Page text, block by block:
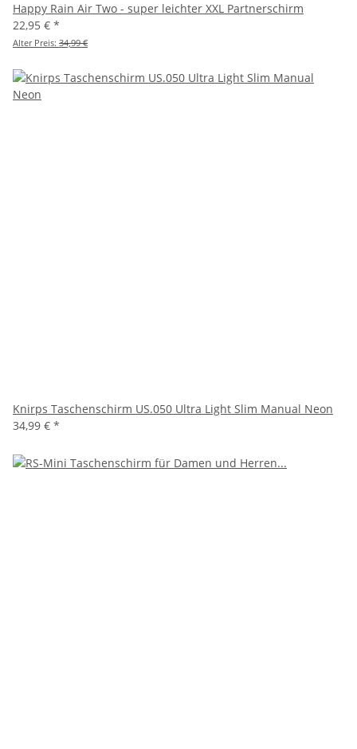
Happy Rain Air Two - super leichter XXL Partnerschirm
22,95 € *
Alter Preis: 34,99 €
Knirps Taschenschirm US.050 Ultra Light Slim Manual Neon
34,99 € *